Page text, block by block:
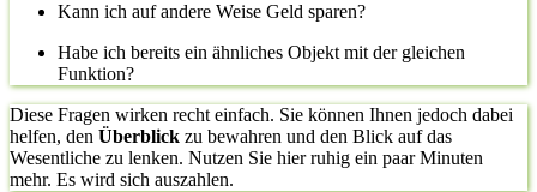
Kann ich auf andere Weise Geld sparen?
Habe ich bereits ein ähnliches Objekt mit der gleichen
Funktion?
Diese Fragen wirken recht einfach. Sie können Ihnen jedoch dabei
helfen, den Überblick zu bewahren und den Blick auf das
Wesentliche zu lenken. Nutzen Sie hier ruhig ein paar Minuten
mehr. Es wird sich auszahlen.